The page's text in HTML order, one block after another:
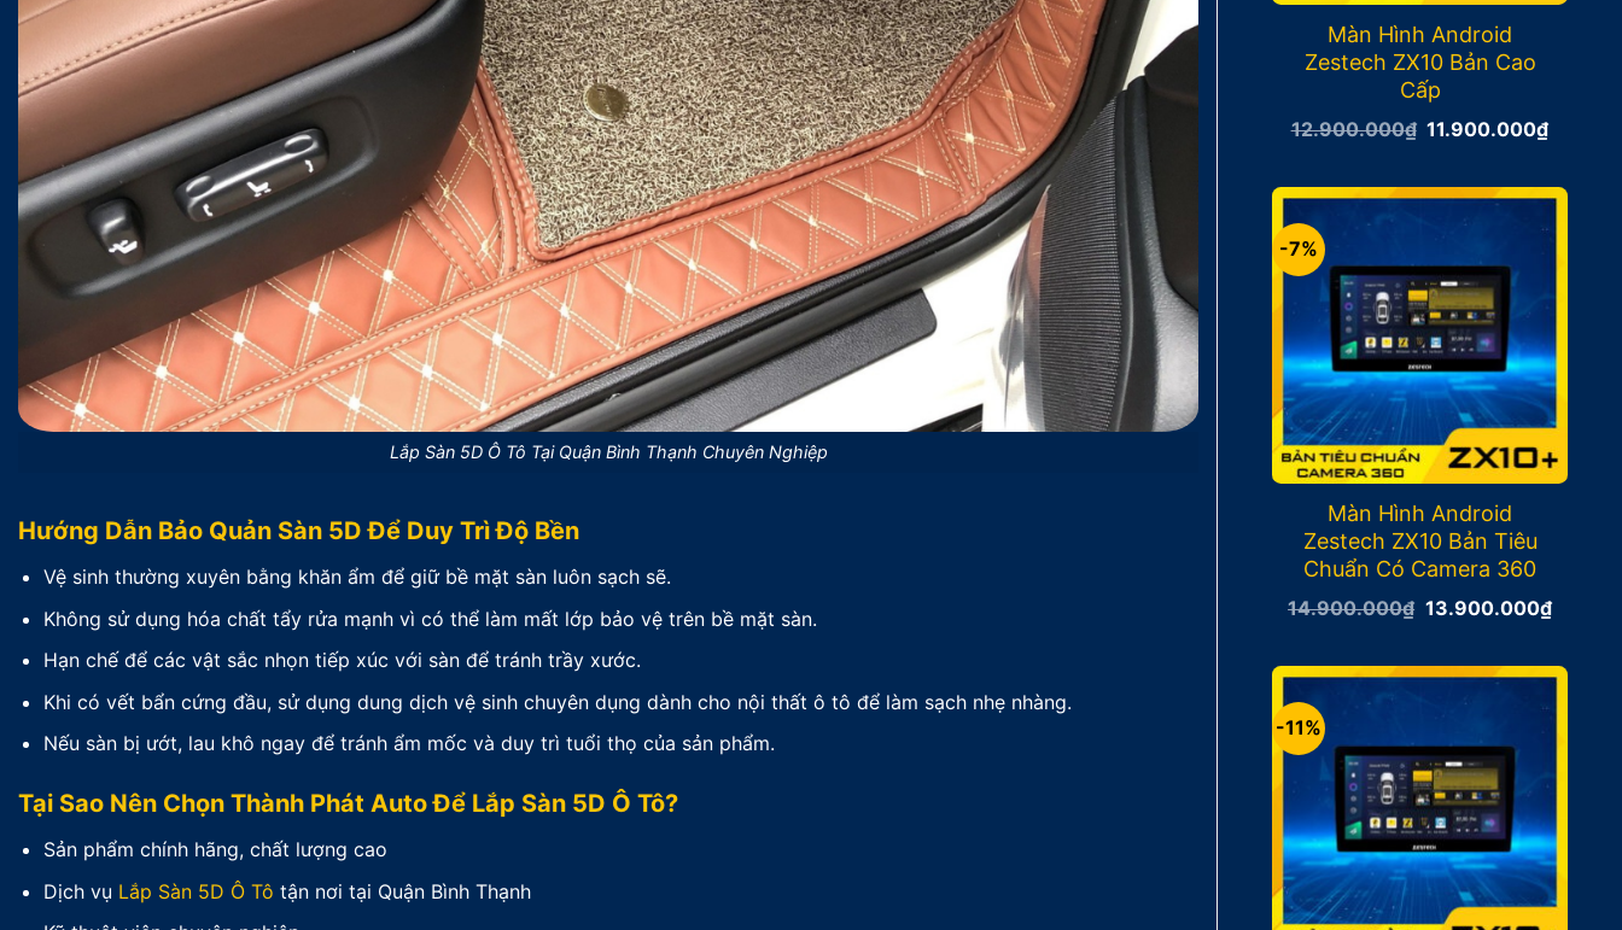
Lắp Sàn 5D Ô Tô Tại Quận Bình Thạnh Chuyên Nghiệp
Hướng Dẫn Bảo Quản Sàn 5D Để Duy Trì Độ Bền
Vệ sinh thường xuyên bằng khăn ẩm để giữ bề mặt sàn luôn sạch sẽ.
Không sử dụng hóa chất tẩy rửa mạnh vì có thể làm mất lớp bảo vệ trên bề mặt sàn.
Hạn chế để các vật sắc nhọn tiếp xúc với sàn để tránh trầy xước.
Khi có vết bẩn cứng đầu, sử dụng dung dịch vệ sinh chuyên dụng dành cho nội thất ô tô để làm sạch nhẹ nhàng.
Nếu sàn bị ướt, lau khô ngay để tránh ẩm mốc và duy trì tuổi thọ của sản phẩm.
Tại Sao Nên Chọn Thành Phát Auto Để Lắp Sàn 5D Ô Tô?
Sản phẩm chính hãng, chất lượng cao
Dịch vụ Lắp Sàn 5D Ô Tô tận nơi tại Quận Bình Thạnh
Màn Hình Android
Zestech ZX10 Bản Cao
Cấp
12.900.000₫ Giá
12.900.000₫.
11.900.000₫Giá
là:
-7%
Màn Hình Android
Zestech ZX10 Bản Tiêu
Chuẩn Có Camera 360
14.900.000₫ Giá
14.900.000₫.
13.900.000₫Giá
hiện
là:
-11%